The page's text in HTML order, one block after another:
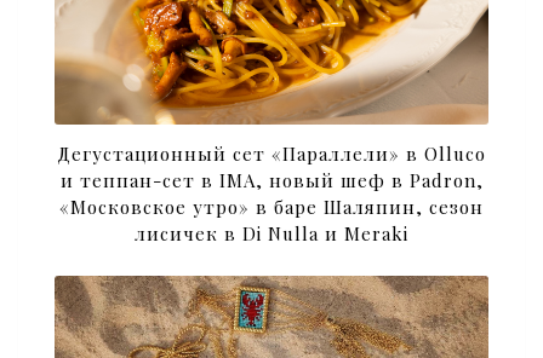
Дегустационный сет «Параллели» в Olluco
и теппан-сет в IMA, новый шеф в Padron,
«Московское утро» в баре Шаляпин, сезон
лисичек в Di Nulla и Meraki